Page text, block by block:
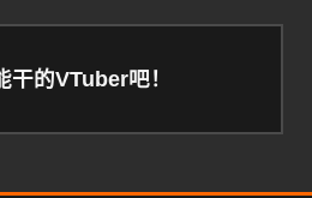
干的VTuber吧！